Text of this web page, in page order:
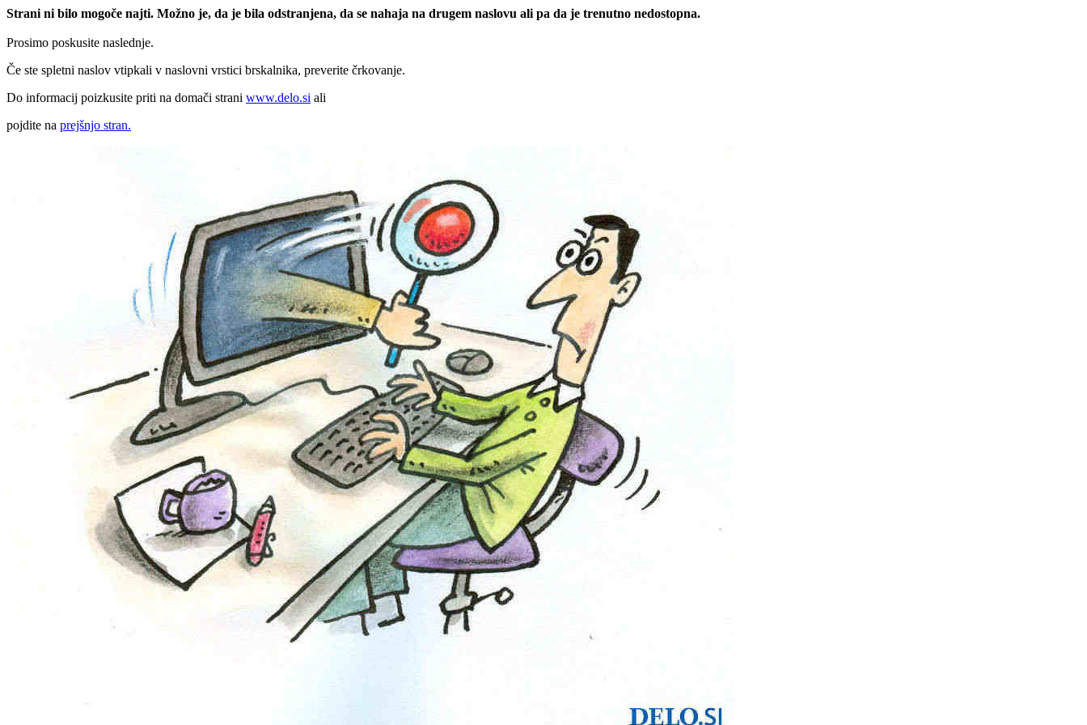
Strani ni bilo mogoče najti. Možno je, da je bila odstranjena, da se nahaja na drugem naslovu ali pa da je trenutno nedostopna.
Prosimo poskusite naslednje.
Če ste spletni naslov vtipkali v naslovni vrstici brskalnika, preverite črkovanje.
Do informacij poizkusite priti na domači strani www.delo.si ali
pojdite na prejšnjo stran.